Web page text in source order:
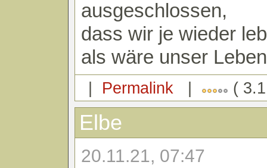
ausgeschlossen,
dass wir je wieder
als wäre unser
| Permalink | (
Elbe
20.11.21, 07:47